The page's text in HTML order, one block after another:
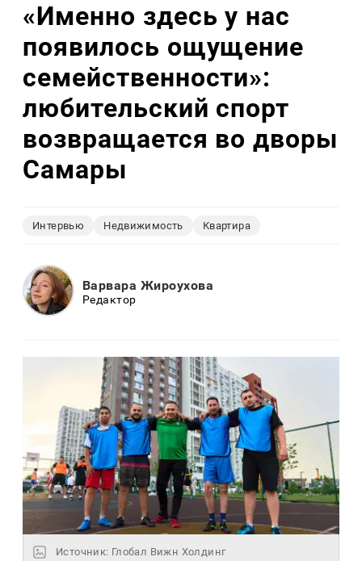
«Именно здесь у нас
появилось ощущение
семейственности»:
любительский спорт
возвращается во дворы
Самары
Интервью Недвижимость Квартира
Варвара Жироухова
Редактор
Источник: Глобал Вижн Холдинг